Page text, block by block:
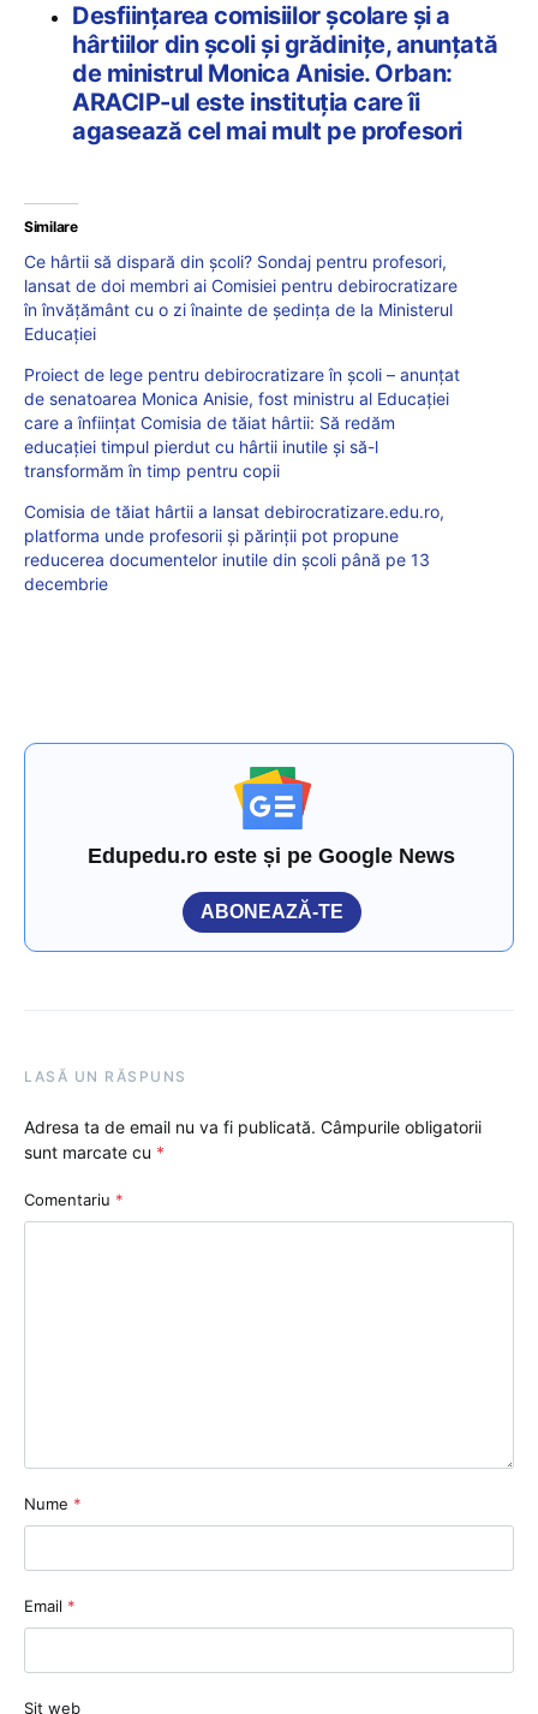
Desființarea comisiilor școlare și a
hârtiilor din școli și grădinițe, anunțată
de ministrul Monica Anisie. Orban:
ARACIP-ul este instituția care îi
agasează cel mai mult pe profesori
Similare
Ce hârtii să dispară din școli? Sondaj pentru profesori,
lansat de doi membri ai Comisiei pentru debirocratizare
în învățământ cu o zi înainte de ședința de la Ministerul
Educației
Proiect de lege pentru debirocratizare în școli – anunțat
de senatoarea Monica Anisie, fost ministru al Educației
care a înființat Comisia de tăiat hârtii: Să redăm
educației timpul pierdut cu hârtii inutile și să-l
transformăm în timp pentru copii
Comisia de tăiat hârtii a lansat debirocratizare.edu.ro,
platforma unde profesorii şi părinţii pot propune
reducerea documentelor inutile din şcoli până pe 13
decembrie
Edupedu.ro este și pe Google News
ABONEAZĂ-TE
LASĂ UN RĂSPUNS
Adresa ta de email nu va fi publicată. Câmpurile obligatorii
sunt marcate cu *
Comentariu *
Nume *
Email *
Sit web